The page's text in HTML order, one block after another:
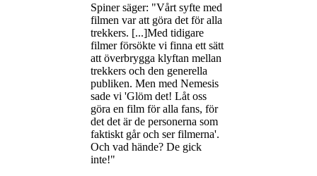
Spiner säger: "Vårt syfte med
filmen var att göra det för alla
trekkers. [...]Med tidigare
filmer försökte vi finna ett sätt
att överbrygga klyftan mellan
trekkers och den generella
publiken. Men med Nemesis
sade vi 'Glöm det! Låt oss
göra en film för alla fans, för
det det är de personerna som
faktiskt går och ser filmerna'.
Och vad hände? De gick
inte!"